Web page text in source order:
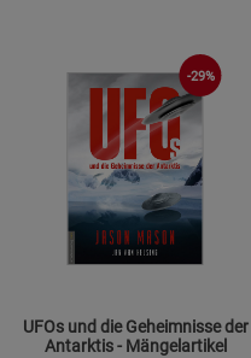
-29%
UFOs und die Geheimnisse der
Antarktis - Mängelartikel